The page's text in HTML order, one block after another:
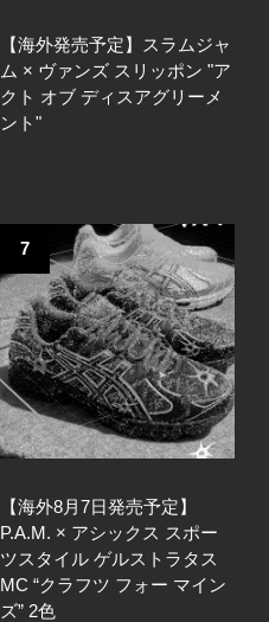
【海外発売予定】スラムジャ
ム × ヴァンズ スリッポン "ア
クト オブ ディスアグリーメ
ント"
7
【海外8月7日発売予定】
P.A.M. × アシックス スポー
ツスタイル ゲルストラタス
MC “クラフツ フォー マイン
ズ” 2色